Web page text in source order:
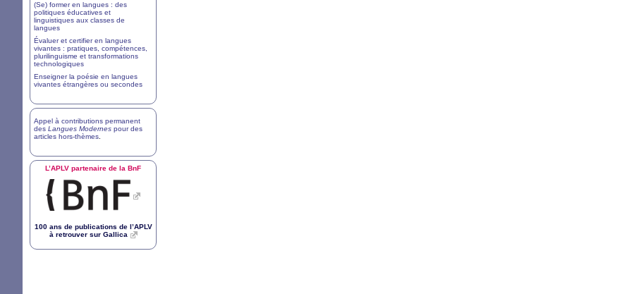
(Se) former en langues : des
politiques éducatives et
linguistiques aux classes de
langues
Évaluer et certifier en langues
vivantes : pratiques, compétences,
plurilinguisme et transformations
technologiques
Enseigner la poésie en langues
vivantes étrangères ou secondes
Appel à contributions permanent
des Langues Modernes pour des
articles hors-thèmes
L’APLV partenaire de la BnF
100 ans de publications de l’APLV
à retrouver sur Gallica